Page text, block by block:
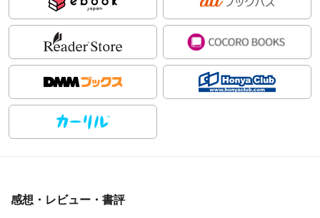
感想・レビュー・書評